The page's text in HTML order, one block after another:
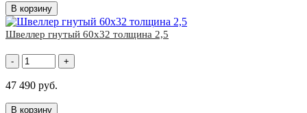
В корзину
Швеллер гнутый 60x32 толщина 2,5
- +
47 490 руб.
В корзину